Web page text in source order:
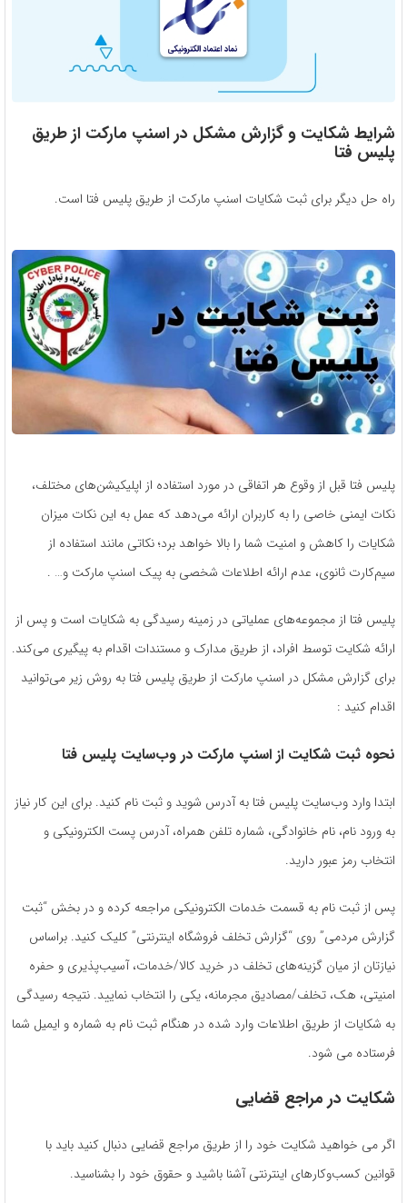
شرایط شکایت و گزارش مشکل در اسنپ مارکت از طریق
پلیس فتا
راه حل دیگر برای ثبت شکایات اسنپ مارکت از طریق پلیس فتا است.
پلیس فتا قبل از وقوع هر اتفاقی در مورد استفاده از اپلیکیشن‌های مختلف،
نکات ایمنی خاصی را به کاربران ارائه می‌دهد که عمل به این نکات میزان
شکایات را کاهش و امنیت شما را بالا خواهد برد؛ نکاتی مانند استفاده از
سیم‌کارت ثانوی، عدم ارائه اطلاعات شخصی به پیک اسنپ مارکت و… .
پلیس فتا از مجموعه‌های عملیاتی در زمینه رسیدگی به شکایات است و پس از
ارائه شکایت توسط افراد، از طریق مدارک و مستندات اقدام به پیگیری می‌کند.
برای گزارش مشکل در اسنپ مارکت از طریق پلیس فتا به روش زیر می‌توانید
اقدام کنید :
نحوه ثبت شکایت از اسنپ مارکت در وب‌سایت پلیس فتا
ابتدا وارد وب‌سایت پلیس فتا به آدرس شوید و ثبت نام کنید. برای این کار نیاز
به ورود نام، نام خانوادگی، شماره تلفن همراه، آدرس پست الکترونیکی و
انتخاب رمز عبور دارید.
پس از ثبت نام به قسمت خدمات الکترونیکی مراجعه کرده و در بخش “ثبت
گزارش مردمی” روی “گزارش تخلف فروشگاه اینترنتی” کلیک کنید. براساس
نیازتان از میان گزینه‌های تخلف در خرید کالا/خدمات، آسیب‌پذیری و حفره
امنیتی، هک، تخلف/مصادیق مجرمانه، یکی را انتخاب نمایید. نتیجه رسیدگی
به شکایات از طریق اطلاعات وارد شده در هنگام ثبت نام به شماره و ایمیل شما
فرستاده می شود.
شکایت در مراجع قضایی
اگر می خواهید شکایت خود را از طریق مراجع قضایی دنبال کنید باید با
قوانین کسب‌و‌کارهای اینترنتی آشنا باشید و حقوق خود را بشناسید.